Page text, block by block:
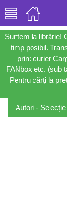
Suntem la librărie!
timp posibil.
prin: curier
FANbox etc. (sub
Pentru cărți la
Autori - Selecție